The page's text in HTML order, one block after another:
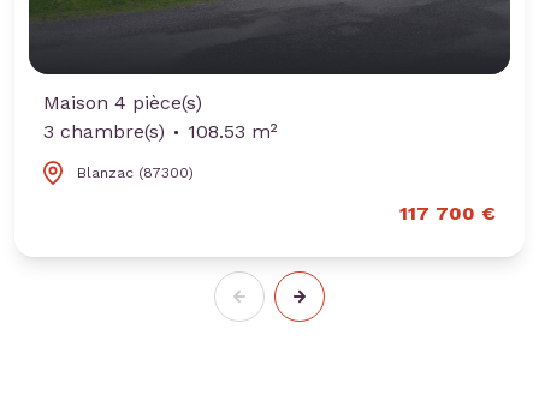
Maison 4 pièce(s)
3 chambre(s)
108.53 m²
Blanzac (87300)
117 700 €